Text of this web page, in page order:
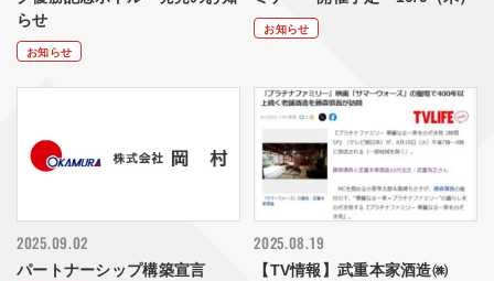
らせ
お知らせ
お知らせ
2025.09.02
パートナーシップ構築宣言
2025.08.19
【TV情報】武重本家酒造㈱